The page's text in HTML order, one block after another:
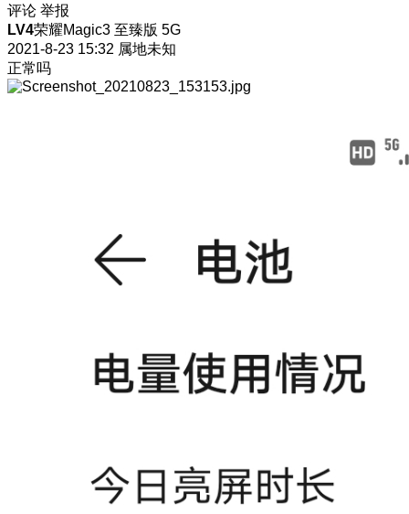
评论 举报
LV4荣耀Magic3 至臻版 5G
2021-8-23 15:32 属地未知
正常吗